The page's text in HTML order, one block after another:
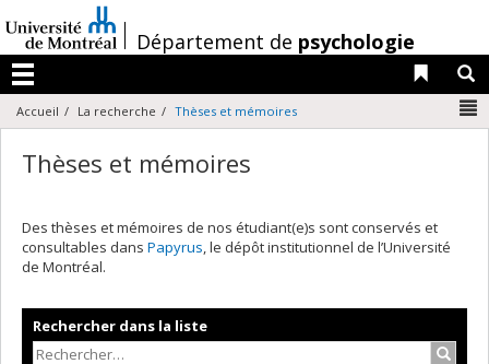
au
contenu
/Département de psychologie
Menu
Liens
Accueil La recherche Thèses et mémoires
Thèses et mémoires
Des thèses et mémoires de nos étudiant(e)s sont conservés et
consultables dans Papyrus, le dépôt institutionnel de l’Université
de Montréal.
Rechercher dans la liste